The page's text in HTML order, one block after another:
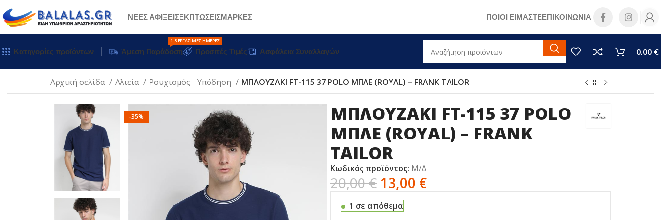
ΝΕΕΣ ΑΦΙΞΕΙΣΕΚΠΤΩΣΕΙΣΜΑΡΚΕΣ ΠΟΙΟΙ ΕΙΜΑΣΤΕΕΠΙΚΟΙΝΩΝΙΑ
Κατηγορίες προϊόντων Άμεση Παράδοση
1-3 ΕΡΓΆΣΙΜΕΣ ΗΜΈΡΕΣ
Προσιτές Τιμές Ασφάλεια Συναλλαγών 0,00 €
Αρχική σελίδα Αλιεία Ρουχισμός - Υπόδηση ΜΠΛΟΥΖΑΚΙ FT-115 37 POLO ΜΠΛE (ROYAL) – FRANK TAILOR
-35%
ΜΠΛΟΥΖΑΚΙ FT-115 37 POLO
ΜΠΛE (ROYAL) – FRANK
TAILOR
Κωδικός προϊόντος: Μ/Δ
20,00€ 13,00 €
1 σε απόθεμα